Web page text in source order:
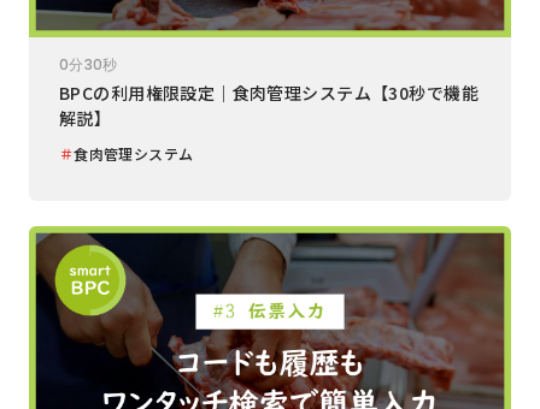
0分30秒
BPCの利用権限設定｜食肉管理システム【30秒で機能
解説】
＃食肉管理システム